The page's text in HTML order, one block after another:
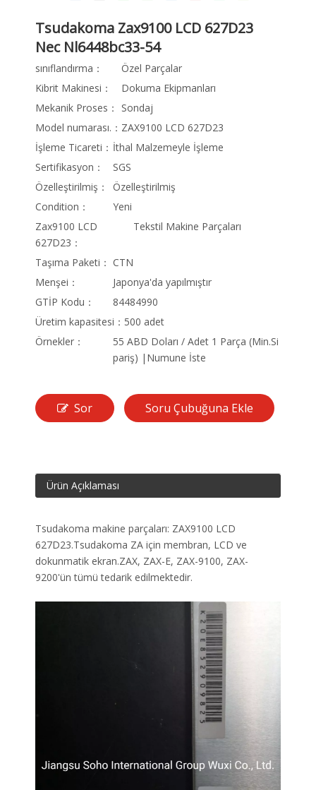
Tsudakoma Zax9100 LCD 627D23
Nec Nl6448bc33-54
sınıflandırma：
Özel Parçalar
Kibrit Makinesi：
Dokuma Ekipmanları
Mekanik Proses：
Sondaj
Model numarası.： ZAX9100 LCD 627D23
İşleme Ticareti： İthal Malzemeyle İşleme
Sertifikasyon：
SGS
Özelleştirilmiş：
Özelleştirilmiş
Condition：
Yeni
Zax9100 LCD
627D23：
Tekstil Makine Parçaları
Taşıma Paketi： CTN
Menşei：
Japonya'da yapılmıştır
GTİP Kodu：
84484990
Üretim kapasitesi： 500 adet
Örnekler：
55 ABD Doları / Adet 1 Parça (Min.Si
pariş) |Numune İste
Sor Soru Çubuğuna Ekle
Ürün Açıklaması
Tsudakoma makine parçaları: ZAX9100 LCD
627D23.Tsudakoma ZA için membran, LCD ve
dokunmatik ekran.ZAX, ZAX-E, ZAX-9100, ZAX-
9200'ün tümü tedarik edilmektedir.